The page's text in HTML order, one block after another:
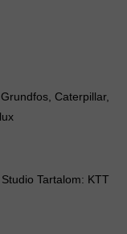
Caterpillar,
Tartalom: KTT